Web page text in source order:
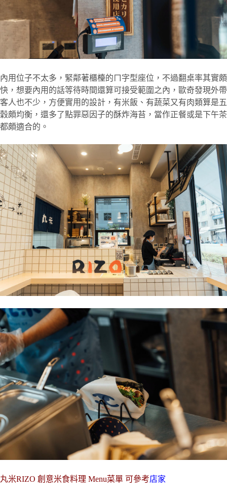
內用位子不太多，緊鄰著櫃檯的ㄇ字型座位，不過翻桌率其實頗
快，想要內用的話等待時間還算可接受範圍之內，歐奇發現外帶
客人也不少，方便實用的設計，有米飯、有蔬菜又有肉類算是五
穀頗均衡，還多了點罪惡因子的酥炸海苔，當作正餐或是下午茶
都頗適合的。
丸米RIZO 創意米食料理 Menu菜單 可參考店家